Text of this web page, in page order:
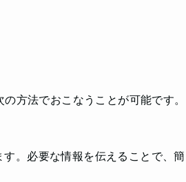
方法でおこなうことが可能です。
。必要な情報を伝えることで、簡